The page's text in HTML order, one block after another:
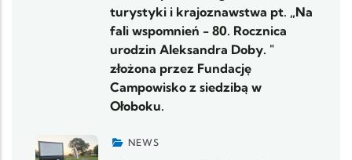
turystyki i krajoznawstwa pt. „Na
fali wspomnień - 80. Rocznica
urodzin Aleksandra Doby. "
złożona przez Fundację
Campowisko z siedzibą w
Ołoboku.
NEWS